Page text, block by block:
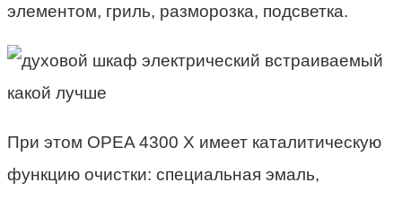
элементом, гриль, разморозка, подсветка.
При этом OPEA 4300 X имеет каталитическую
функцию очистки: специальная эмаль,